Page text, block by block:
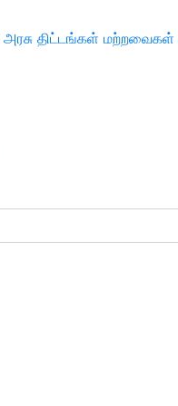
அரசு திட்டங்கள் மற்றவைகள்